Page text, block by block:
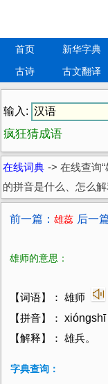
首页 新华字典
古诗
古文翻译
输入:
疯狂猜成语
在线词典 -> 在线查询
的拼音是什么、怎么解
前一篇： 雄蕊 后一
雄师的意思：
【词语】： 雄师
【拼音】： xióngshī
【解释】： 雄兵。
字典查询：